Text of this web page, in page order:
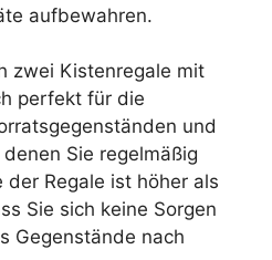
aufbewahren.
zwei Kistenregale mit
perfekt für die
und
Sie regelmäßig
der Regale ist höher als
Sie sich keine Sorgen
Gegenstände nach